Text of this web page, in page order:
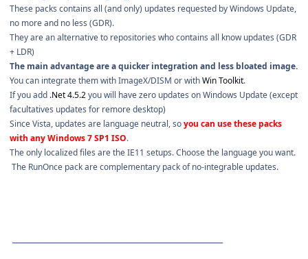
These packs contains all (and only) updates requested by Windows Update,
no more and no less (GDR).
They are an alternative to repositories who contains all know updates (GDR
+ LDR)
The main advantage are a quicker integration and less bloated image.
You can integrate them withImageX/DISM orwithWin Toolkit.
If you add .Net 4.5.2you will have zero updates on Windows Update (except
facultatives updates for remore desktop)
Since Vista, updates are language neutral, soyou can use these packs
with any Windows 7 SP1 ISO.
The only localized files are the IE11 setups. Choose the language you want.
The RunOnce pack are complementary pack of no-integrable updates.